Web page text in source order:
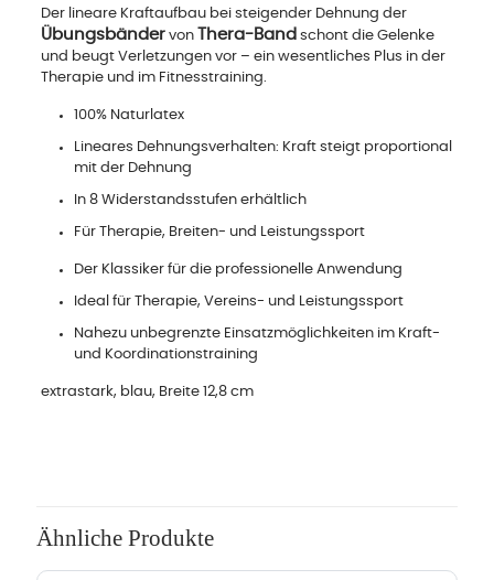
Der lineare Kraftaufbau bei steigender Dehnung der
Übungsbändervon Thera-Band schont die Gelenke
und beugt Verletzungen vor – ein wesentliches Plus in der
Therapie und im Fitnesstraining.
100% Naturlatex
Lineares Dehnungsverhalten: Kraft steigt proportional
mit der Dehnung
In 8 Widerstandsstufen erhältlich
Für Therapie, Breiten- und Leistungssport
Der Klassiker für die professionelle Anwendung
Ideal für Therapie, Vereins- und Leistungssport
Nahezu unbegrenzte Einsatzmöglichkeiten im Kraft-
und Koordinationstraining
extrastark, blau, Breite 12,8 cm
Ähnliche Produkte